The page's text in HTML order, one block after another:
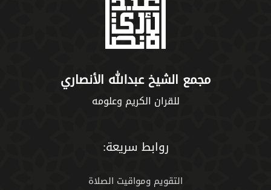
مجمع الشيخ عبدالله الأنصاري
للقران الكريم وعلومه
روابط سريعة:
التقويم ومواقيت الصلاة